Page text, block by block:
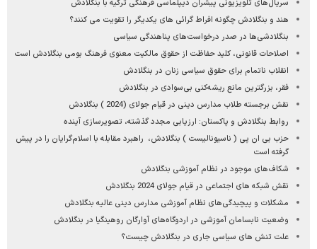
سریال‌های تلویزیونی پیشران دیپلماسی فرهنگی ترکیه با بنگلادش
هند و بنگلادش چگونه افراط گرائی های یکدیگر را تقویت می کنند؟
بنگلادشی‌ها در صدر درخواست‌های پناهندگی سیاسی
اصلاحات قانونی، کلید حفاظت از حقوق مالکیت معنوی فرهنگ بومی بنگلادش است
انقلاب ناتمام برای حقوق سیاسی زنان در بنگلادش
فقر، بزرگترین مانع ریشه‌کنی بی‌سوادی در بنگلادش
نقش برجسته طلاب مدارس دینی در قیام جولای (2024 ) بنگلادش
روابط بنگلادش و پاکستان: ارزیابی مجدد گذشته، تصویرسازی آینده
حزب بی ان پی ( ناسیونالیست ) بنگلادش، راهبرد مقابله‌ با اسلام‌گرایان را در پیش
گرفته است
شکاف‌های موجود در نظام آموزشی بنگلادش
نقش شبکه های اجتماعی در قیام‌ جولای 2024 بنگلادش
مشکلات و پیچیدگی‌های نظام آموزشی مدارس دینی عالیه بنگلادش
وضعیت نابسامان آموزشی در اردوگاه‌های آوارگان روهینگیا در بنگلادش
علت تنش های سیاسی جاری در بنگلادش چیست؟